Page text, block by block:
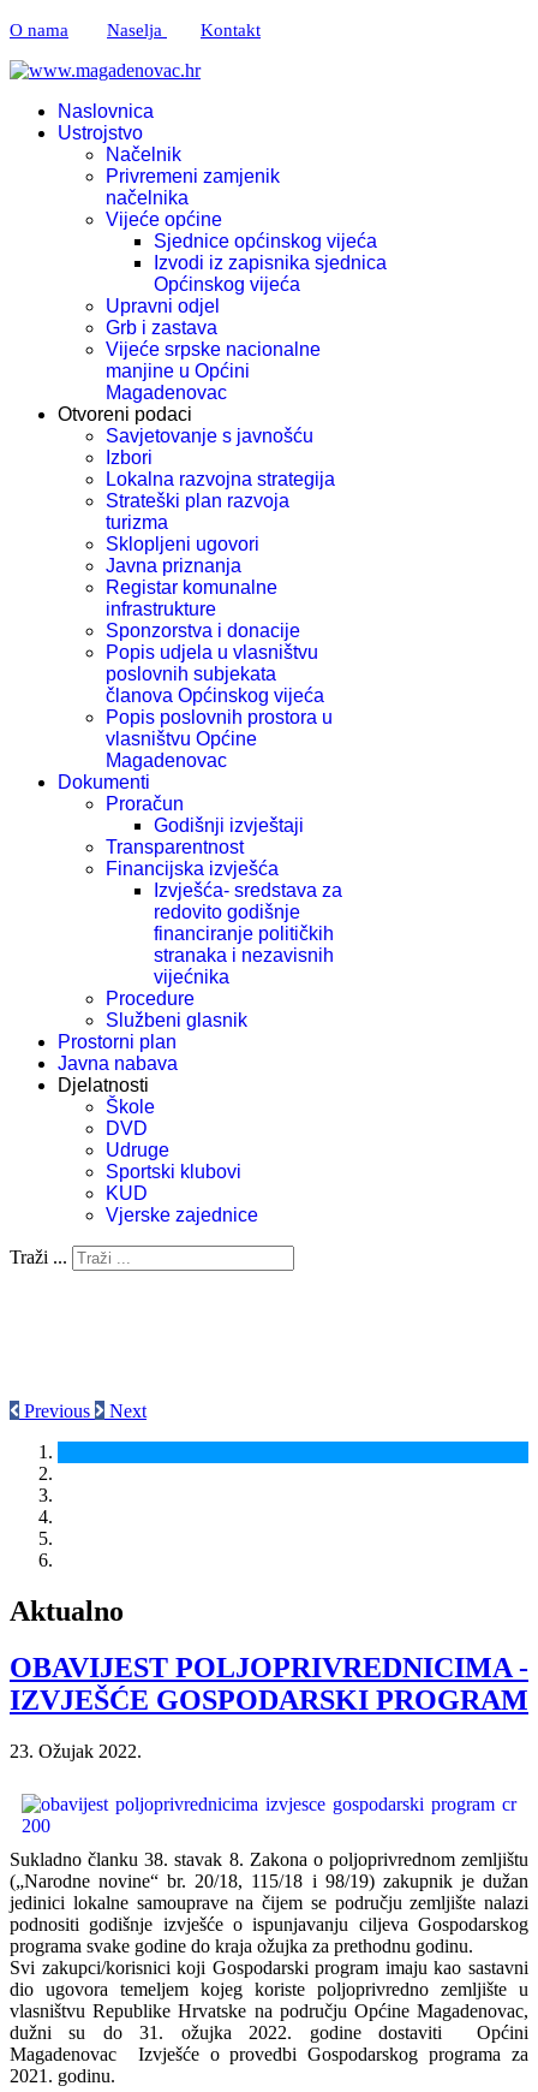
O nama Naselja Kontakt
Naslovnica
Ustrojstvo
Načelnik
Privremeni zamjenik
načelnika
Vijeće općine
Sjednice općinskog vijeća
Izvodi iz zapisnika sjednica
Općinskog vijeća
Upravni odjel
Grb i zastava
Vijeće srpske nacionalne
manjine u Općini
Magadenovac
Otvoreni podaci
Savjetovanje s javnošću
Izbori
Lokalna razvojna strategija
Strateški plan razvoja
turizma
Sklopljeni ugovori
Javna priznanja
Registar komunalne
infrastrukture
Sponzorstva i donacije
Popis udjela u vlasništvu
poslovnih subjekata
članova Općinskog vijeća
Popis poslovnih prostora u
vlasništvu Općine
Magadenovac
Dokumenti
Proračun
Godišnji izvještaji
Transparentnost
Financijska izvješća
Izvješća- sredstava za
redovito godišnje
financiranje političkih
stranaka i nezavisnih
vijećnika
Procedure
Službeni glasnik
Prostorni plan
Javna nabava
Djelatnosti
Škole
DVD
Udruge
Sportski klubovi
KUD
Vjerske zajednice
Traži ...
Previous Next
Aktualno
OBAVIJEST POLJOPRIVREDNICIMA -
IZVJEŠĆE GOSPODARSKI PROGRAM
23. Ožujak 2022.
Sukladno članku 38. stavak 8. Zakona o poljoprivrednom zemljištu
(„Narodne novine“ br. 20/18, 115/18 i 98/19) zakupnik je dužan
jedinici lokalne samouprave na čijem se području zemljište nalazi
podnositi godišnje izvješće o ispunjavanju ciljeva Gospodarskog
programa svake godine do kraja ožujka za prethodnu godinu.
Svi zakupci/korisnici koji Gospodarski program imaju kao sastavni
dio ugovora temeljem kojeg koriste poljoprivredno zemljište u
vlasništvu Republike Hrvatske na području Općine Magadenovac,
dužni su do 31. ožujka 2022. godine dostaviti Općini
Magadenovac Izvješće o provedbi Gospodarskog programa za
2021. godinu.